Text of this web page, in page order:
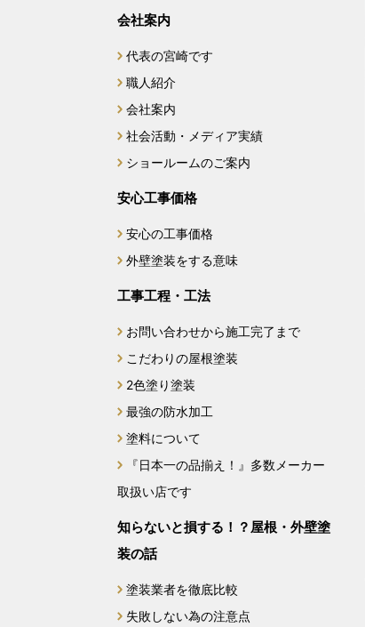
会社案内
代表の宮崎です
職人紹介
会社案内
社会活動・メディア実績
ショールームのご案内
安心工事価格
安心の工事価格
外壁塗装をする意味
工事工程・工法
お問い合わせから施工完了まで
こだわりの屋根塗装
2色塗り塗装
最強の防水加工
塗料について
『日本一の品揃え！』多数メーカー
取扱い店です
知らないと損する！？屋根・外壁塗
装の話
塗装業者を徹底比較
失敗しない為の注意点